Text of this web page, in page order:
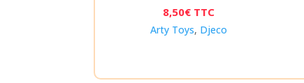
8,50€ TTC
Arty Toys, Djeco